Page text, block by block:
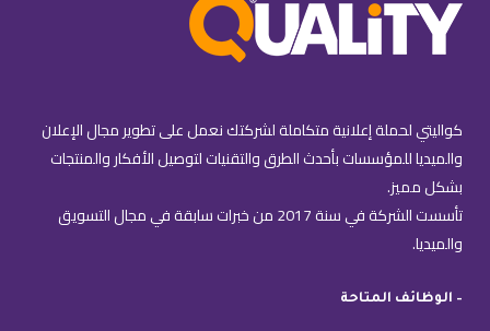
كواليتي لحملة إعلانية متكاملة لشركتك نعمل على تطوير مجال الإعلان
والميديا للمؤسسات بأحدث الطرق والتقنيات لتوصيل الأفكار والمنتجات
بشكل مميز.
تأسست الشركة في سنة 2017 من خبرات سابقة في مجال التسويق
والميديا.
– الوظائف المتاحة